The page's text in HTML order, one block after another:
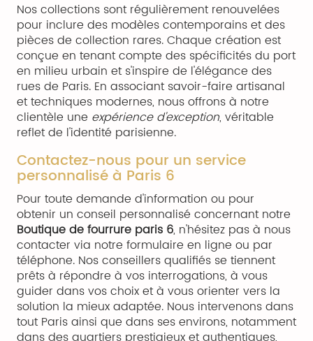
Nos collections sont régulièrement renouvelées
pour inclure des modèles contemporains et des
pièces de collection rares. Chaque création est
conçue en tenant compte des spécificités du port
en milieu urbain et s'inspire de l'élégance des
rues de Paris. En associant savoir-faire artisanal
et techniques modernes, nous offrons à notre
clientèle une expérience d'exception, véritable
reflet de l'identité parisienne.
Contactez-nous pour un service
personnalisé à Paris 6
Pour toute demande d'information ou pour
obtenir un conseil personnalisé concernant notre
Boutique de fourrure paris 6, n'hésitez pas à nous
contacter via notre formulaire en ligne ou par
téléphone. Nos conseillers qualifiés se tiennent
prêts à répondre à vos interrogations, à vous
guider dans vos choix et à vous orienter vers la
solution la mieux adaptée. Nous intervenons dans
tout Paris ainsi que dans ses environs, notamment